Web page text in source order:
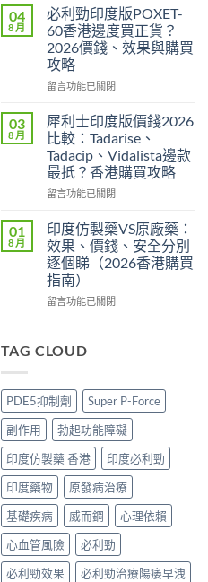
度
買
正
貨？
2026
價
效
果
與
購
買
攻
中
利
吉
Super
P-
Force
藍
香
港
邊
度
買
正
2026
雙
效
偉
哥
價
與
買
攻
略〉
04
8 月
必利勁印度版POXET-
60香港邊度買正貨？
2026價錢、效果與購買
攻略
在
利
勁
印
度
版
POXET-
香
港
邊
度
買
正
價
錢、
果
與
購
攻
略〉
中
留言功能已關閉
03
8 月
犀利士印度版價錢2026
比較：Tadarise、
Tadacip、Vidalista邊款
最抵？香港購買攻略
在
利
士
印
度
版
價
比
Tadacip、
Vidalista
邊
款
最
抵？
香
港
購
買
攻
略〉
中
留言功能已關閉
01
8 月
印度仿製藥VS原廠藥：
效果、價錢、安全分別
逐個睇（2026香港購買
指南）
在
仿
VS
原
廠
藥：
效
果、
價
錢、
安
全
分
別
逐
留言功能已關閉
TAG CLOUD
PDE5抑制劑
Super P-Force
副作用
勃起功能障礙
印度仿製藥 香港
印度必利勁
印度藥物
原發病治療
基礎疾病
威而鋼
心理依賴
心血管風險
必利勁
必利勁效果
必利勁治療陽痿早洩